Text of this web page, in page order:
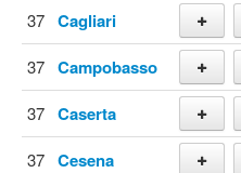
Add
37 Cagliari
Add
37 Campobasso
Add
37 Caserta
Add
37 Cesena